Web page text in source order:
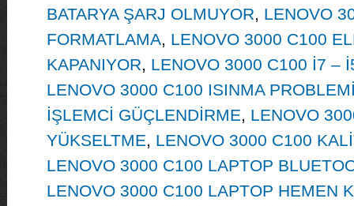
BATARYA ŞARJ OLMUYOR, LENOVO
FORMATLAMA, LENOVO 3000 C100
KAPANIYOR, LENOVO 3000 C100 İ7 –
LENOVO 3000 C100 ISINMA
İŞLEMCİ GÜÇLENDİRME, LENOVO
YÜKSELTME, LENOVO 3000 C100
LENOVO 3000 C100 LAPTOP
LENOVO 3000 C100 LAPTOP HEMEN